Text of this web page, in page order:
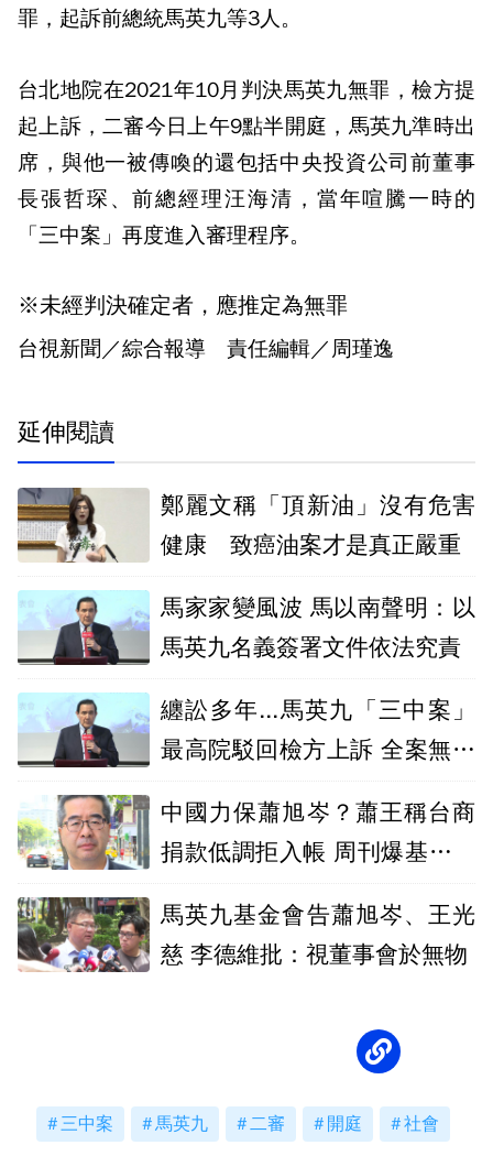
罪，起訴前總統馬英九等3人。
台北地院在2021年10月判決馬英九無罪，檢方提
起上訴，二審今日上午9點半開庭，馬英九準時出
席，與他一被傳喚的還包括中央投資公司前董事
長張哲琛、前總經理汪海清，當年喧騰一時的
「三中案」再度進入審理程序。
※未經判決確定者，應推定為無罪
台視新聞／綜合報導 責任編輯／周瑾逸
延伸閱讀
鄭麗文稱「頂新油」沒有危害
健康 致癌油案才是真正嚴重
馬家家變風波 馬以南聲明：以
馬英九名義簽署文件依法究責
纏訟多年...馬英九「三中案」
最高院駁回檢方上訴 全案無罪
中國力保蕭旭岑？蕭王稱台商
捐款低調拒入帳 周刊爆基金會
馬英九基金會告蕭旭岑、王光
慈 李德維批：視董事會於無物
三中案 馬英九 二審 開庭 社會